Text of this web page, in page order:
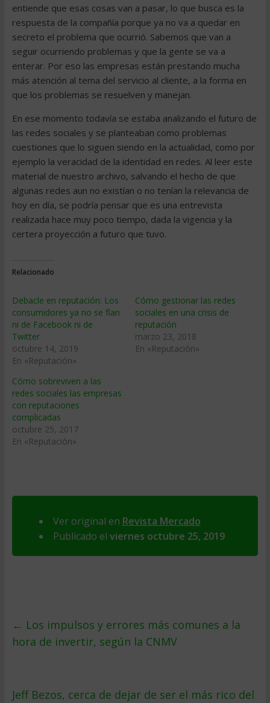
entiende que esas cosas van a pasar, lo que busca es la
respuesta de la compañía porque ya no va a quedar en
secreto el problema que ocurrió. Sabemos que van a
seguir ocurriendo problemas y que la gente se va a
enterar. Por eso las empresas están prestando mucha
más atención al tema del servicio al cliente, a la forma en
que los problemas se resuelven y manejan.
En ese momento todavía se estaba analizando el futuro de
las redes sociales y se planteaban como problemas
cuestiones que lo siguen siendo en la actualidad, como por
ejemplo la veracidad de la identidad en redes. Al leer este
material de nuestro archivo, salvando el hecho de que
algunas redes aun no existían o no tenían la relevancia de
hoy en día, se podría pensar que es una entrevista
realizada hace muy poco tiempo, dada la vigencia y la
certera proyección a futuro que tuvo.
Relacionado
Debacle en reputación: Los
consumidores ya no se fían
ni de Facebook ni de
Twitter
octubre 14, 2019
En «Reputación»
Cómo gestionar las redes
sociales en una crisis de
reputación
marzo 23, 2018
En «Reputación»
Cómo sobreviven a las
redes sociales las empresas
con reputaciones
complicadas
octubre 25, 2017
En «Reputación»
Ver original en Revista Mercado
Publicado el viernes octubre 25, 2019
← Los impulsos y errores más comunes a la
hora de invertir, según la CNMV
Jeff Bezos, cerca de dejar de ser el más rico del